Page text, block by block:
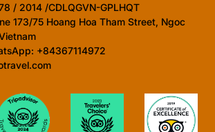
/ 2014 /CDLQGVN-GPLHQT
173/75 Hoang Hoa Tham Street, Ngoc
+84367114972